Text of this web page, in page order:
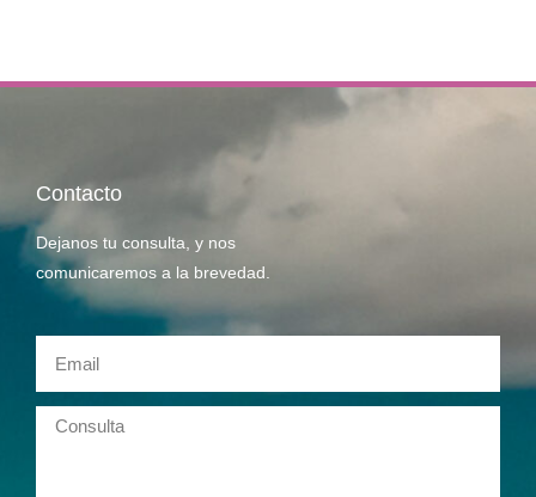
Contacto
Dejanos tu consulta, y nos
comunicaremos a la brevedad.